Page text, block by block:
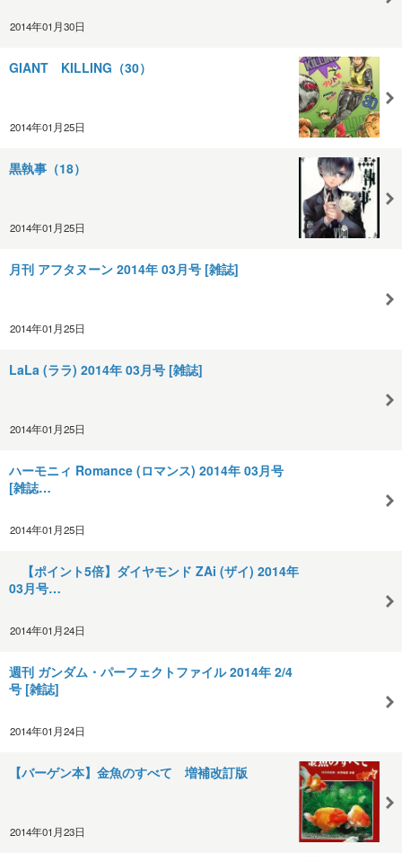
2014年01月30日
GIANT KILLING（30）
2014年01月25日
黒執事（18）
2014年01月25日
月刊 アフタヌーン 2014年 03月号 [雑誌]
2014年01月25日
LaLa (ララ) 2014年 03月号 [雑誌]
2014年01月25日
ハーモニィ Romance (ロマンス) 2014年 03月号
[雑誌…
2014年01月25日
【ポイント5倍】ダイヤモンド ZAi (ザイ) 2014年
03月号…
2014年01月24日
週刊 ガンダム・パーフェクトファイル 2014年 2/4
号 [雑誌]
2014年01月24日
【バーゲン本】金魚のすべて 増補改訂版
2014年01月23日